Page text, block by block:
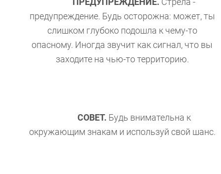
ПРЕДУПРЕЖДЕНИЕ. Стрела -
предупреждение. Будь осторожна: может, ты
слишком глубоко подошла к чему-то
опасному. Иногда звучит как сигнал, что вы
заходите на чью-то территорию.
СОВЕТ. Будь внимательна к
окружающим знакам и используй свой шанс.